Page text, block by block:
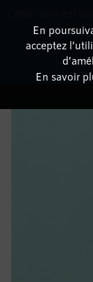
22 juillet 2022à 14h59,
En
acceptez
En savoir
Non